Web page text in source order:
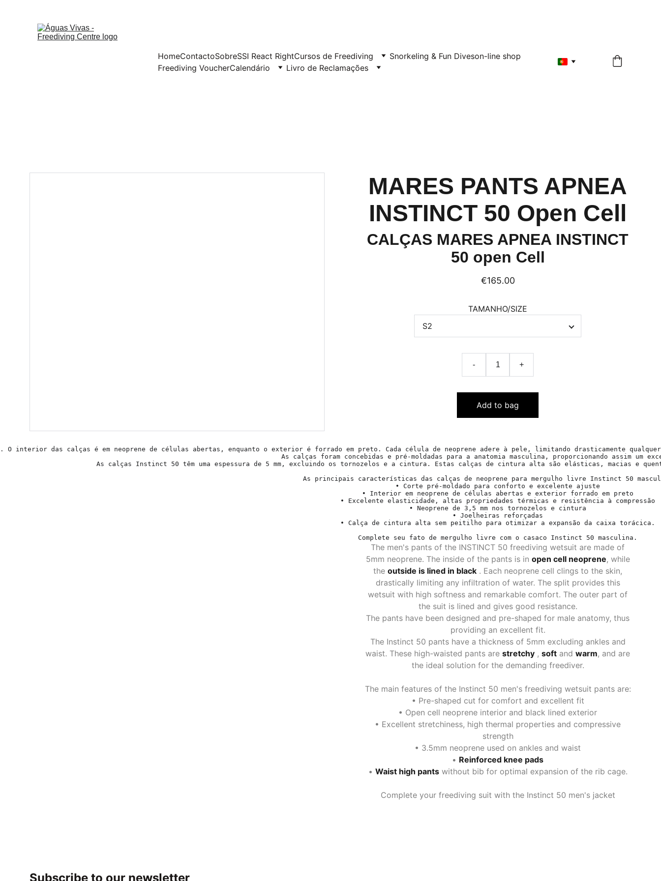
HomeContactoSobreSSI React RightCursos de Freediving Snorkeling & Fun Diveson-line shop
Freediving VoucherCalendário Livro de Reclamações
MARES PANTS APNEA
INSTINCT 50 Open Cell
CALÇAS MARES APNEA INSTINCT
50 open Cell
€165.00
TAMANHO/SIZE
- +
Add to bag
O interior das calças é em neoprene de células abertas, enquanto o exterior é forrado em preto. Cada célula de neoprene adere à pele, limitando drasticamente
As calças foram concebidas e pré-moldadas para a anatomia masculina, proporcionando assim um
As calças Instinct 50 têm uma espessura de 5 mm, excluindo os tornozelos e a cintura. Estas calças de cintura alta são elásticas, macias e
As principais características das calças de neoprene para mergulho livre Instinct 50
• Corte pré-moldado para conforto e excelente ajuste
• Interior em neoprene de células abertas e exterior forrado em preto
• Excelente elasticidade, altas propriedades térmicas e resistência à compressão
• Neoprene de 3,5 mm nos tornozelos e cintura
• Joelheiras reforçadas
• Calça de cintura alta sem peitilho para otimizar a expansão da caixa torácica.
Complete seu fato de mergulho livre com o casaco Instinct 50 masculina.
The men's pants of the INSTINCT 50 freediving wetsuit are made of
5mm neoprene. The inside of the pants is in open cell neoprene, while
the outside is lined in black . Each neoprene cell clings to the skin,
drastically limiting any infiltration of water. The split provides this
wetsuit with high softness and remarkable comfort. The outer part of
the suit is lined and gives good resistance.
The pants have been designed and pre-shaped for male anatomy, thus
providing an excellent fit.
The Instinct 50 pants have a thickness of 5mm excluding ankles and
waist. These high-waisted pants are stretchy , soft and warm, and are
the ideal solution for the demanding freediver.
The main features of the Instinct 50 men's freediving wetsuit pants are:
• Pre-shaped cut for comfort and excellent fit
• Open cell neoprene interior and black lined exterior
• Excellent stretchiness, high thermal properties and compressive
strength
• 3.5mm neoprene used on ankles and waist
• Reinforced knee pads
• Waist high pantswithout bib for optimal expansion of the rib cage.
Complete your freediving suit with the Instinct 50 men's jacket
Subscribe to our newsletter